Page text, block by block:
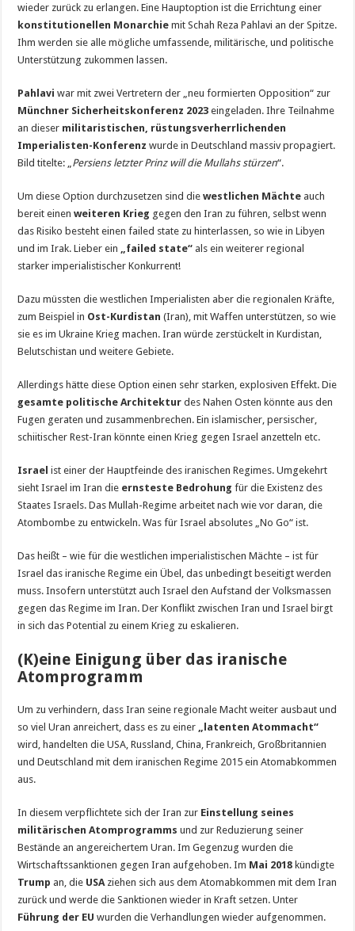
wieder zurück zu erlangen. Eine Hauptoption ist die Errichtung einer
konstitutionellen Monarchiemit Schah Reza Pahlavi an der Spitze.
Ihm werden sie alle mögliche umfassende, militärische, und politische
Unterstützung zukommen lassen.
Pahlavi war mit zwei Vertretern der „neu formierten Opposition“ zur
Münchner Sicherheitskonferenz 2023 eingeladen. Ihre Teilnahme
an dieser militaristischen, rüstungsverherrlichenden
Imperialisten-Konferenzwurde in Deutschland massiv propagiert.
Bild titelte: „ Persiens letzter Prinz will die Mullahs stürzen“.
Um diese Option durchzusetzen sind diewestlichen Mächte auch
bereit einenweiteren Krieg gegen den Iran zu führen, selbst wenn
das Risiko besteht einen failed state zu hinterlassen, so wie in Libyen
und im Irak. Lieber ein
„failed state“ als ein weiterer regional
starker imperialistischer Konkurrent!
Dazu müssten die westlichen Imperialisten aber die regionalen Kräfte,
zum Beispiel in Ost-Kurdistan (Iran), mit Waffen unterstützen, so wie
sie es im Ukraine Krieg machen. Iran würde zerstückelt in Kurdistan,
Belutschistan und weitere Gebiete.
Allerdings hätte diese Option einen sehr starken, explosiven Effekt. Die
gesamte politische Architektur des Nahen Osten könnte aus den
Fugen geraten und zusammenbrechen. Ein islamischer, persischer,
schiitischer Rest-Iran könnte einen Krieg gegen Israel anzetteln etc.
Israelist einer der Hauptfeinde des iranischen Regimes. Umgekehrt
sieht Israel im Iran die ernsteste Bedrohung für die Existenz des
Staates Israels. Das Mullah-Regime arbeitet nach wie vor daran, die
Atombombe zu entwickeln. Was für Israel absolutes „No Go“ ist.
Das heißt – wie für die westlichen imperialistischen Mächte – ist für
Israel das iranische Regime ein Übel, das unbedingt beseitigt werden
muss. Insofern unterstützt auch Israel den Aufstand der Volksmassen
gegen das Regime im Iran. Der Konflikt zwischen Iran und Israel birgt
in sich das Potential zu einem Krieg zu eskalieren.
(K)eine Einigung über das iranische
Atomprogramm
Um zu verhindern, dass Iran seine regionale Macht weiter ausbaut und
so viel Uran anreichert, dass es zu einer
„latenten Atommacht“
wird, handelten die USA, Russland, China, Frankreich, Großbritannien
und Deutschland mit dem iranischen Regime 2015 ein Atomabkommen
aus.
In diesem verpflichtete sich der Iran zur Einstellung seines
militärischen Atomprogrammsund zur Reduzierung seiner
Bestände an angereichertem Uran. Im Gegenzug wurden die
Wirtschaftssanktionen gegen Iran aufgehoben. Im Mai 2018 kündigte
Trump an, die USA ziehen sich aus dem Atomabkommen mit dem Iran
zurück und werde die Sanktionen wieder in Kraft setzen. Unter
Führung der EU wurden die Verhandlungen wieder aufgenommen.